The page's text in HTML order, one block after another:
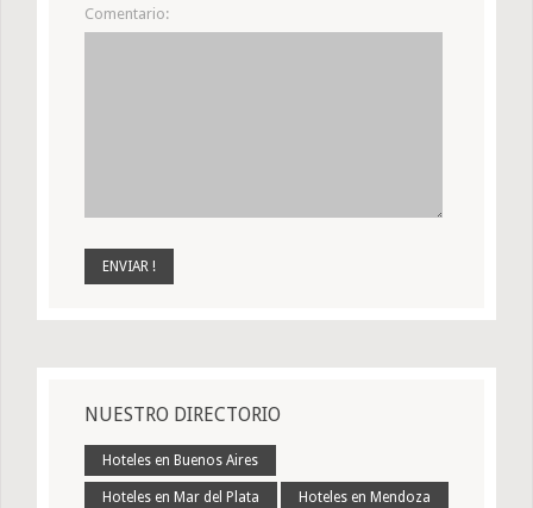
Comentario:
NUESTRO DIRECTORIO
Hoteles en Buenos Aires
Hoteles en Mar del Plata Hoteles en Mendoza